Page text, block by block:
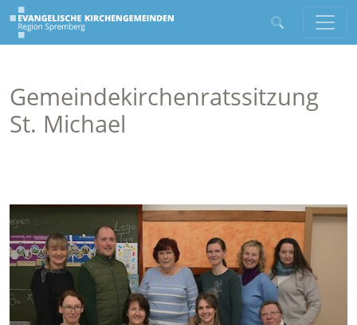
Gemeindekirchenratssitzung
St. Michael